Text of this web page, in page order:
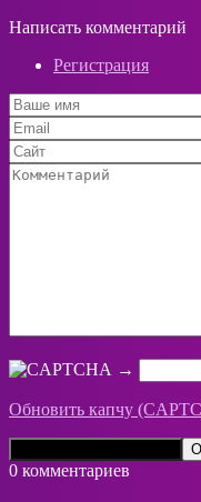
Написать комментарий
Регистрация
→
Обновить капчу
0 комментариев